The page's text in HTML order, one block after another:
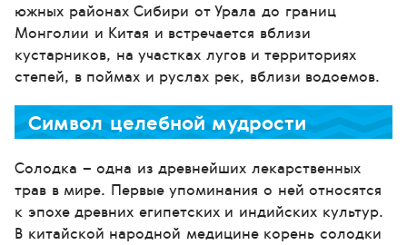
южных районах Сибири от Урала до границ
Монголии и Китая и встречается вблизи
кустарников, на участках лугов и территориях
степей, в поймах и руслах рек, вблизи водоемов.
Символ целебной мудрости
Солодка – одна из древнейших лекарственных
трав в мире. Первые упоминания о ней относятся
к эпохе древних египетских и индийских культур.
В китайской народной медицине корень солодки